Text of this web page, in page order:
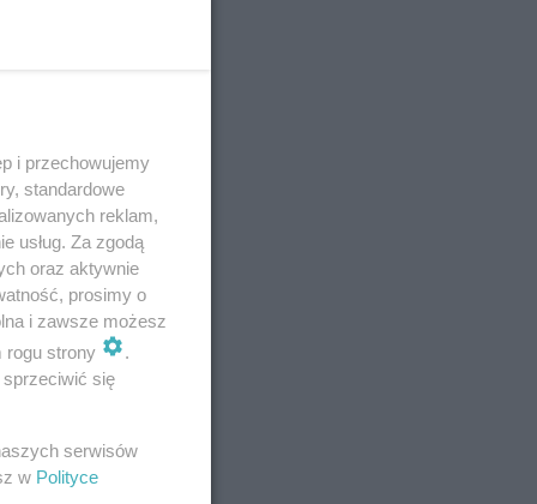
i przechowujemy
standardowe
reklam,
usług. Za zgodą
oraz aktywnie
prosimy o
i zawsze możesz
rogu strony
.
się
serwisów
w Polityce